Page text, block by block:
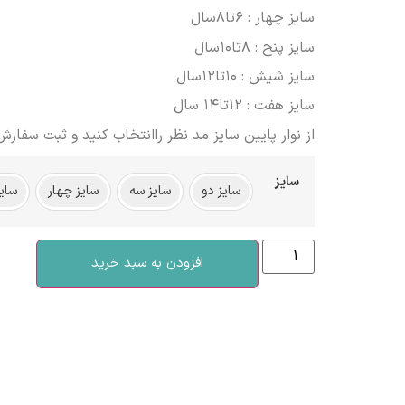
سایز چهار : ۶تا۸سال
سایز پنج : ۸تا۱۰سال
سایز شیش : ۱۰تا۱۲سال
سایز هفت : ۱۲تا۱۴ سال
از نوار پایین سایز مد نظر راانتخاب کنید و ثبت
سایز سایز دو سایز سه سایز چهار
افزودن به سبد خرید